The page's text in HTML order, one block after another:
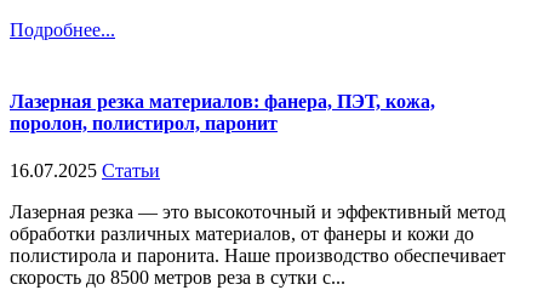
Подробнее...
Лазерная резка материалов: фанера, ПЭТ, кожа,
поролон, полистирол, паронит
16.07.2025 Статьи
Лазерная резка — это высокоточный и эффективный метод
обработки различных материалов, от фанеры и кожи до
полистирола и паронита. Наше производство обеспечивает
скорость до 8500 метров реза в сутки с...